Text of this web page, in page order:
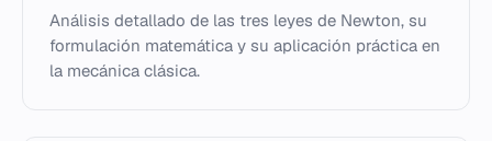
Análisis detallado de las tres leyes de Newton, su
formulación matemática y su aplicación práctica en
la mecánica clásica.